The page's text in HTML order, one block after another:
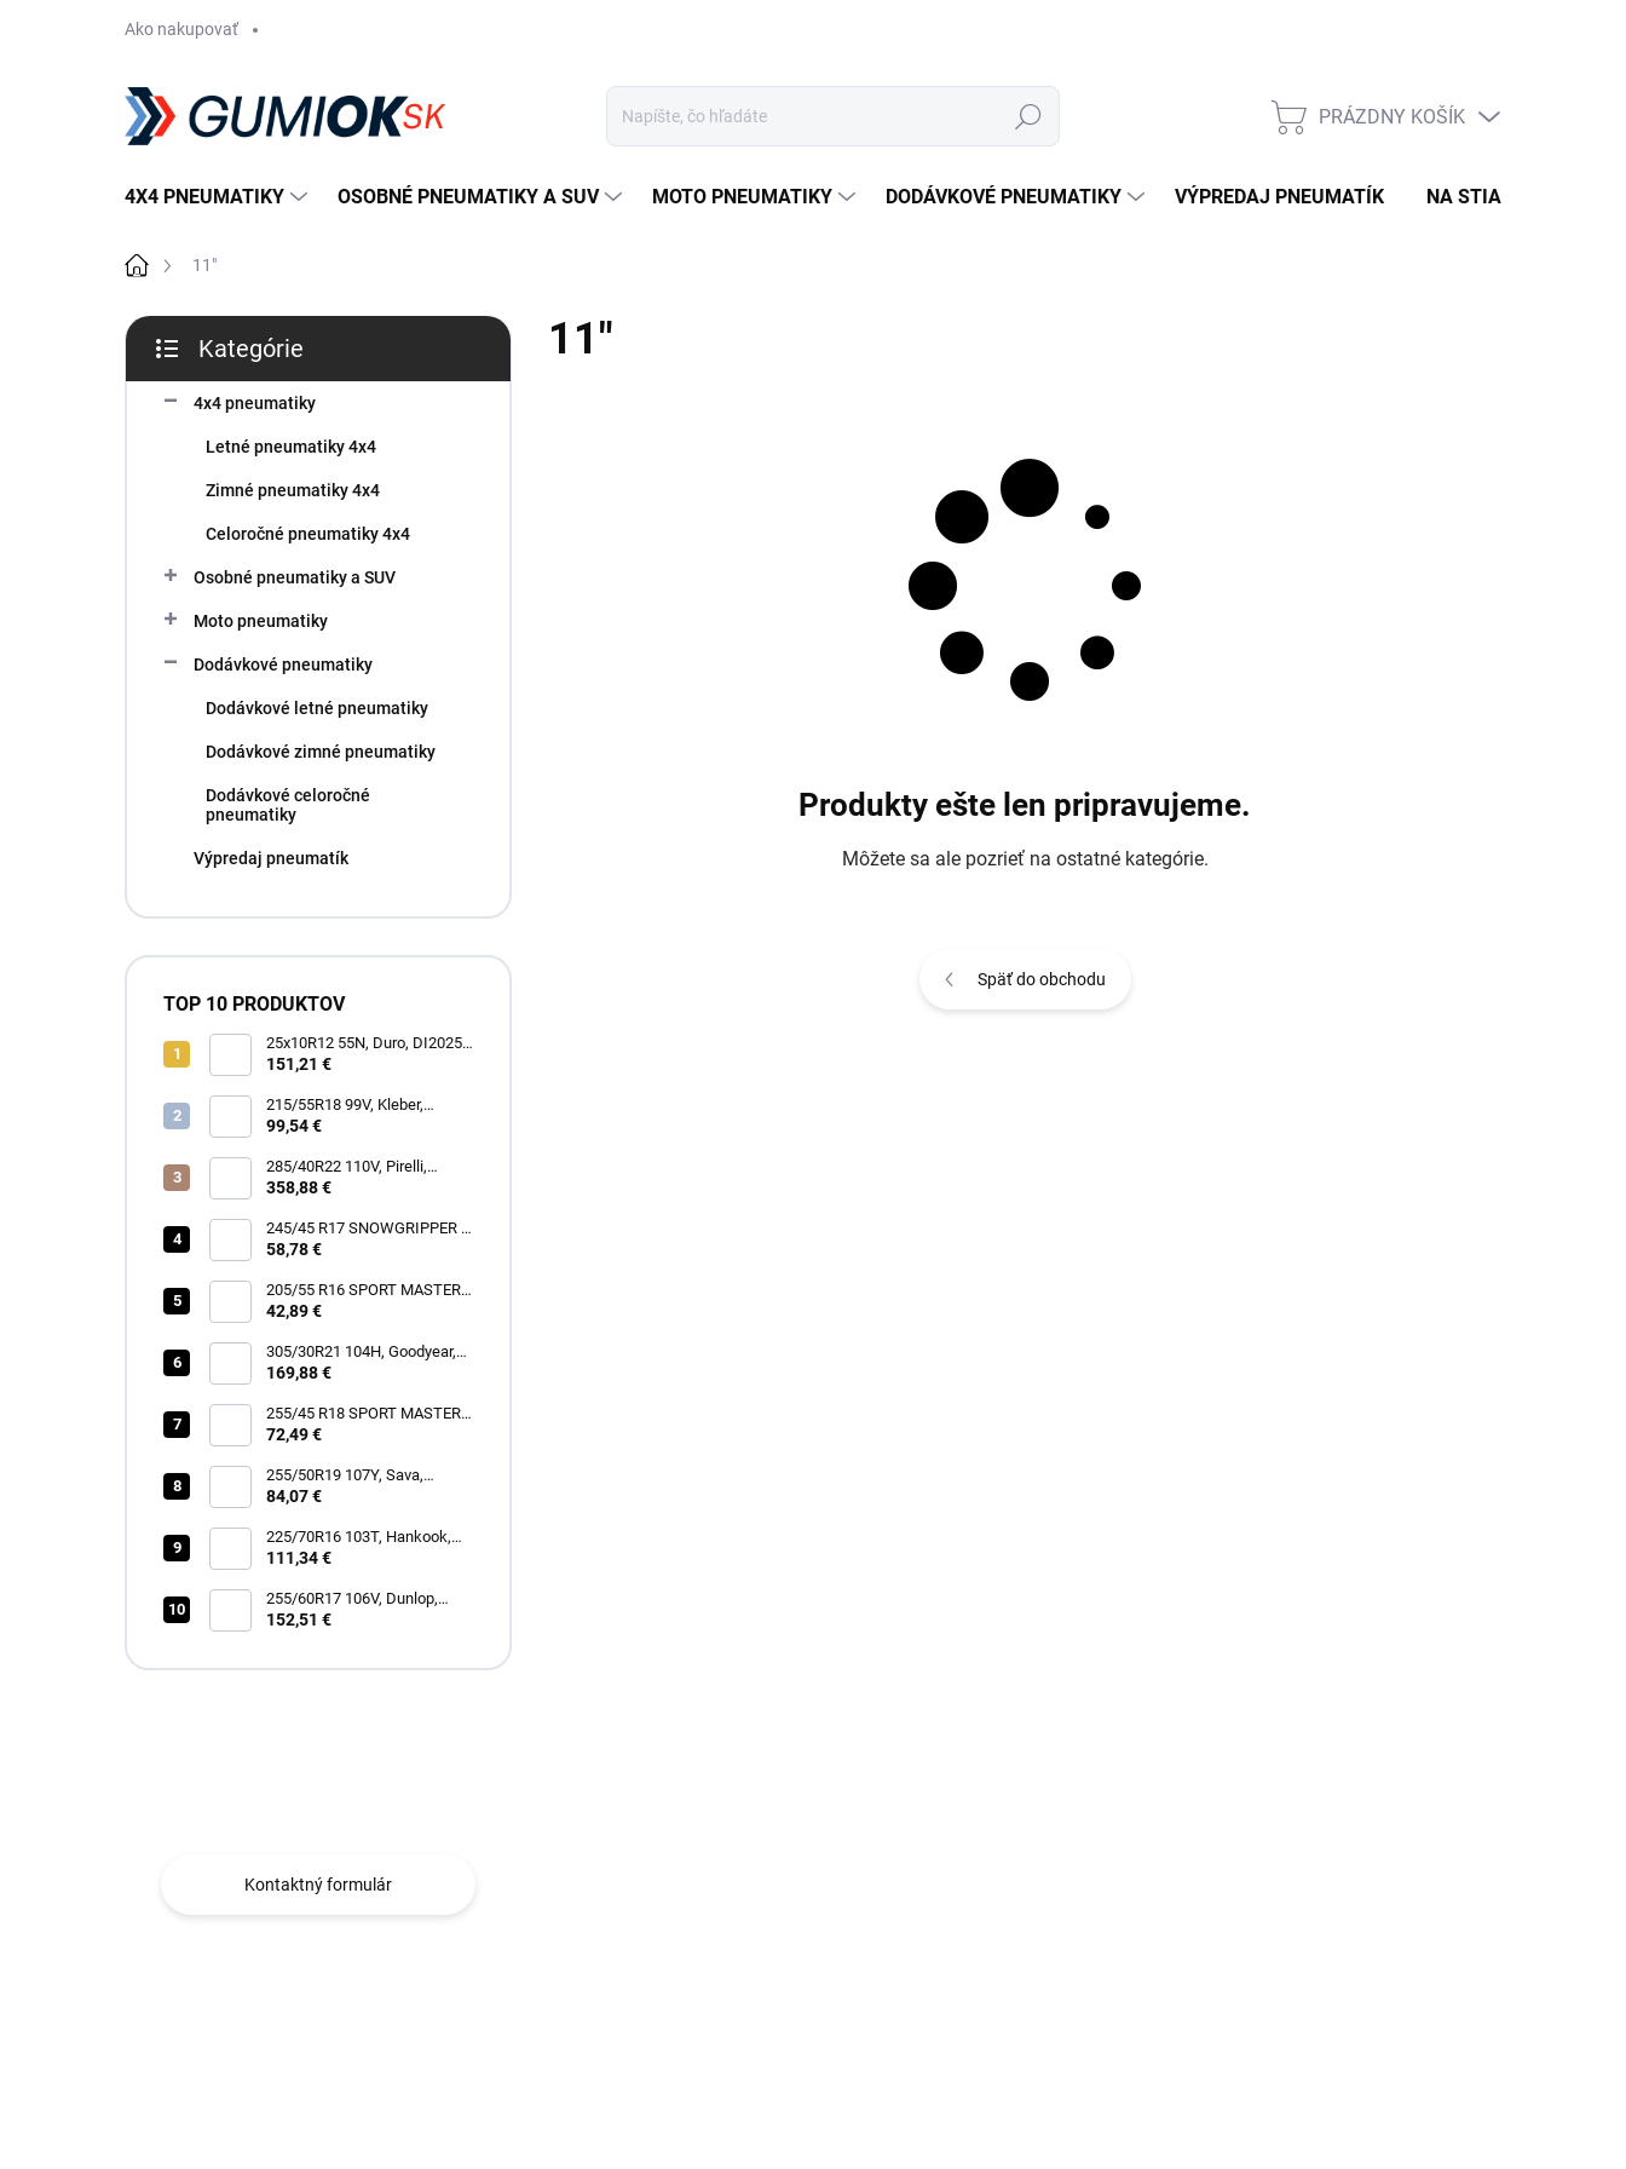
Ako nakupovať
Hľadať
NÁKUPNÝ
PRÁZDNY KOŠÍK
4X4 PNEUMATIKY OSOBNÉ PNEUMATIKY A SUV MOTO PNEUMATIKY DODÁVKOVÉ PNEUMATIKY VÝPREDAJ PNEUMATÍK NA STIAHNUTIE
Domov11"
B
č
kategórie
Kategórie
4x4 pneumatiky
Letné pneumatiky 4x4
Zimné pneumatiky 4x4
Celoročné pneumatiky 4x4
Osobné pneumatiky a SUV
Moto pneumatiky
Dodávkové pneumatiky
Dodávkové letné pneumatiky
Dodávkové zimné pneumatiky
Dodávkové celoročné
pneumatiky
Výpredaj pneumatík
TOP 10 PRODUKTOV
25x10R12 55N, Duro, DI2025
POWER GRIP
151,21 €
215/55R18 99V, Kleber,
DYNAXER HP5 SUV
99,54 €
285/40R22 110V, Pirelli,
SCORPION ZERO ALL
358,88 €
245/45 R17 SNOWGRIPPER I
58,78 €
205/55 R16 SPORT MASTER
[91] V
42,89 €
305/30R21 104H, Goodyear,
EAGLE TOURING
169,88 €
255/45 R18 SPORT MASTER
72,49 €
255/50R19 107Y, Sava,
INTENSA SUV 2
84,07 €
225/70R16 103T, Hankook,
RF11 DYNAPRO AT2
111,34 €
255/60R17 106V, Dunlop,
SPORT RESPONSE
152,51 €
Kontaktný formulár
11"
Produkty ešte len pripravujeme.
Môžete sa ale pozrieť na ostatné kategórie.
Späť do obchodu